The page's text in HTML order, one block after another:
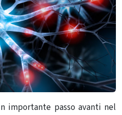
importante passo avanti nel